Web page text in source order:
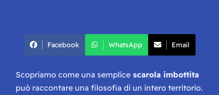
Facebook WhatsApp Email
Scopriamo come una semplice scarola imbottita
può raccontare una filosofia di un intero territorio.